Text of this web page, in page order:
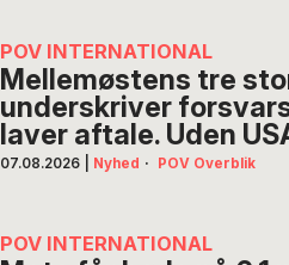
POV INTERNATIONAL
Mellemøstens tre
underskriver
laver aftale. Uden
07.08.2026 Nyhed · POV Overblik
POV INTERNATIONAL